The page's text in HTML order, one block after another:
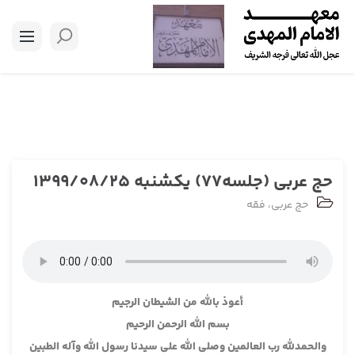
حج عربی (جلسه77) یکشنبه 1399/08/25
حج عربی، فقه
أعوذ بالله من الشيطان الرجيم
بسم الله الرحمن الرحيم
والحمدلله رب العالمين وصلى الله على سيدنا رسول الله وآله الطبين